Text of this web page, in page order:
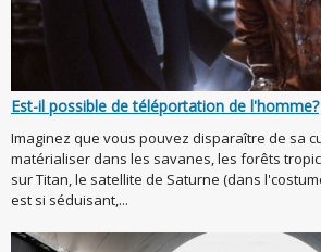
Est-il possible de téléportation de l'homme?
Imaginez que vous pouvez disparaître de sa
matérialiser dans les savanes, les forêts
sur Titan, le satellite de Saturne (dans
est si séduisant,...